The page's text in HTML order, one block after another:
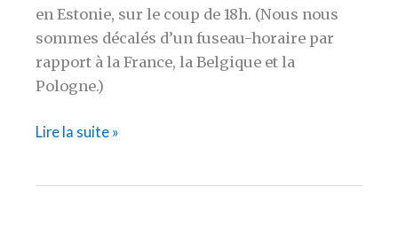
en Estonie, sur le coup de 18h. (Nous nous
sommes décalés d’un fuseau-horaire par
rapport à la France, la Belgique et la
Pologne.)
[WROCLAW-
Lire la suite »